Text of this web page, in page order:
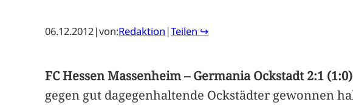
06.12.2012|von:Redaktion |Teilen ↪
FC Hessen Massenheim – Germania Ockstadt 2:1
gegen gut dagegenhaltende Ockstädter gewonnen